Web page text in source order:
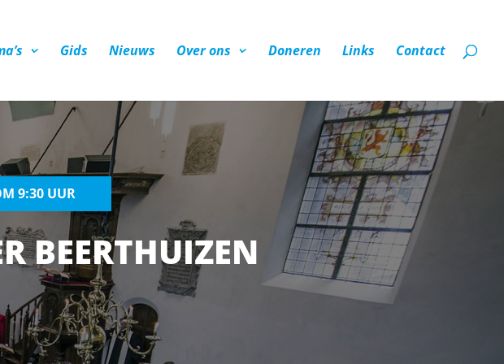
Gids Nieuws Over ons Doneren Links Contact
9:30 UUR
BEERTHUIZEN